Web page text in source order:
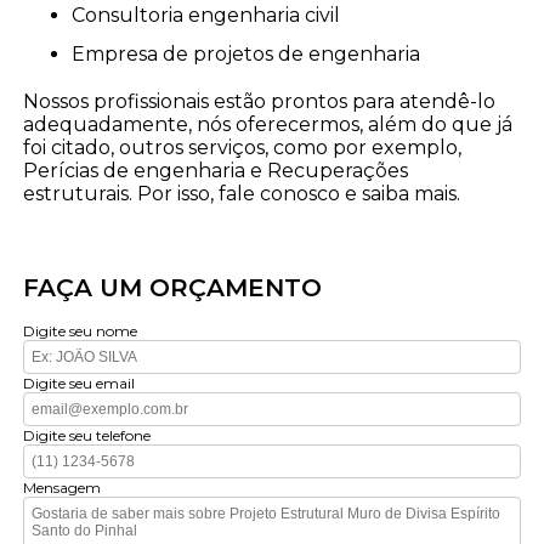
consultoria engenharia civil
empresa de projetos de engenharia
Nossos profissionais estão prontos para atendê-lo
adequadamente, nós oferecermos, além do que já
foi citado, outros serviços, como por exemplo,
Perícias de engenharia e Recuperações
estruturais. Por isso, fale conosco e saiba mais.
FAÇA UM ORÇAMENTO
Digite seu nome
Digite seu email
Digite seu telefone
Mensagem